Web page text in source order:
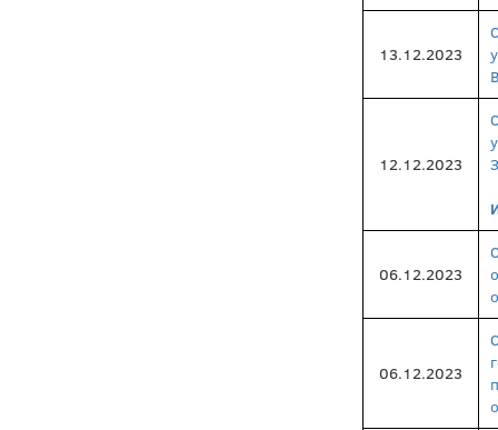
13.12.2023
12.12.2023
06.12.2023
06.12.2023